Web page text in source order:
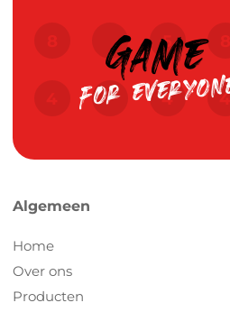
Algemeen
Home
Over ons
Producten